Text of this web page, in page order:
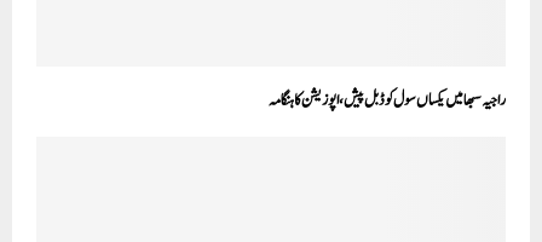
راجیہ سبھا میں یکساں سول کوڈ بل پیش، اپوزیشن کا ہنگامہ